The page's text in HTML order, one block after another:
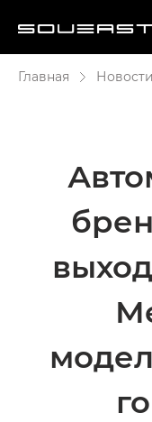
Главная Новости